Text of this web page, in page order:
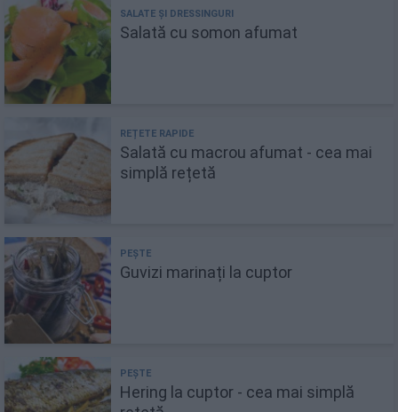
Salată cu somon afumat
Salată cu macrou afumat - cea mai
simplă rețetă
Guvizi marinați la cuptor
Hering la cuptor - cea mai simplă